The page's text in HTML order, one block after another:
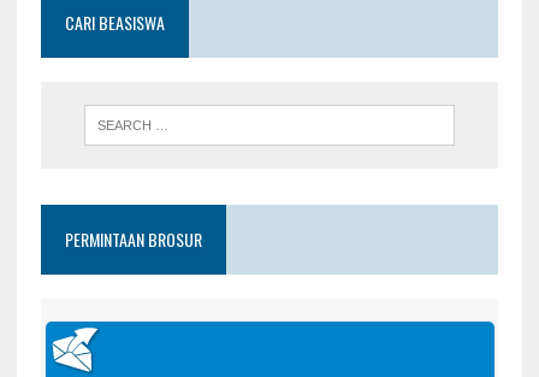
CARI BEASISWA
PERMINTAAN BROSUR